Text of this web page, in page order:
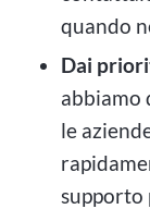
quando
Dai
abbiamo
le
supporto